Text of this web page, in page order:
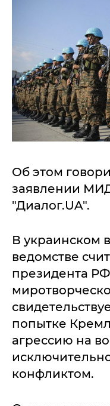
Об этом
заявлении
"Диалог.UA".
В украинском
ведомстве
президента
попытке
агрессию на
конфликтом.